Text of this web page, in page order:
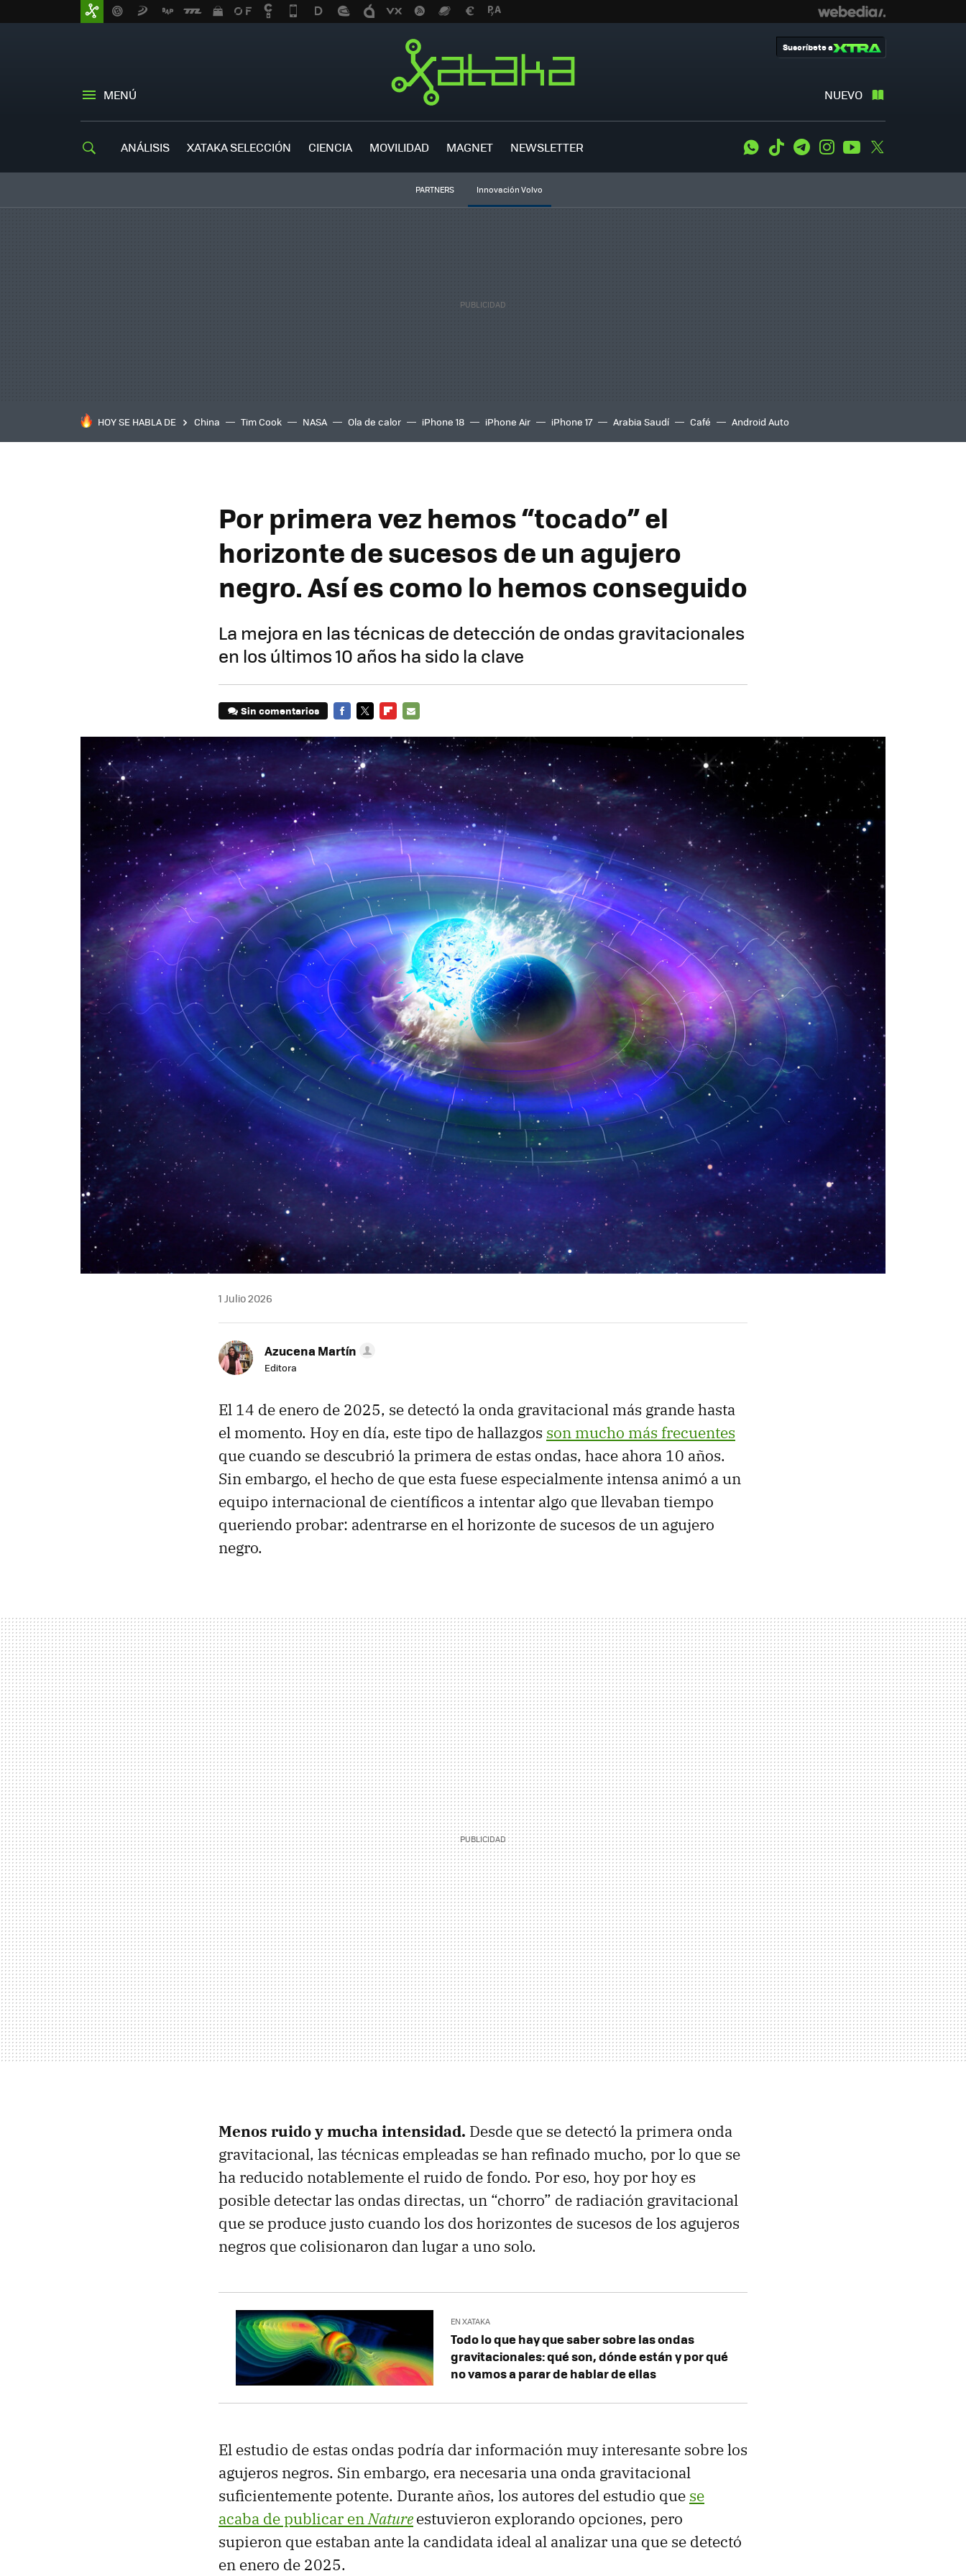
MENÚ NUEVO
Suscríbete a
ANÁLISIS XATAKA SELECCIÓN CIENCIA MOVILIDAD MAGNET NEWSLETTER WhatsApp
Tiktok TelegramInstagramYoutube
PARTNERS Innovación Volvo
HOY SE HABLA DE China Tim Cook NASA Ola de calor iPhone 18 iPhone Air iPhone 17 Arabia Saudí Café Android Auto
Por primera vez hemos “tocado” el
horizonte de sucesos de un agujero
negro. Así es como lo hemos conseguido
La mejora en las técnicas de detección de ondas gravitacionales
en los últimos 10 años ha sido la clave
Sin comentarios
MAIL
1 Julio 2026
Azucena Martín
Editora
El 14 de enero de 2025, se detectó la onda gravitacional más grande hasta
el momento. Hoy en día, este tipo de hallazgos son mucho más frecuentes
que cuando se descubrió la primera de estas ondas, hace ahora 10 años.
Sin embargo, el hecho de que esta fuese especialmente intensa animó a un
equipo internacional de científicos a intentar algo que llevaban tiempo
queriendo probar: adentrarse en el horizonte de sucesos de un agujero
negro.
Menos ruido y mucha intensidad. Desde que se detectó la primera onda
gravitacional, las técnicas empleadas se han refinado mucho, por lo que se
ha reducido notablemente el ruido de fondo. Por eso, hoy por hoy es
posible detectar las ondas directas, un “chorro” de radiación gravitacional
que se produce justo cuando los dos horizontes de sucesos de los agujeros
negros que colisionaron dan lugar a uno solo.
EN XATAKA
Todo lo que hay que saber sobre las ondas
gravitacionales: qué son, dónde están y por qué
no vamos a parar de hablar de ellas
El estudio de estas ondas podría dar información muy interesante sobre los
agujeros negros. Sin embargo, era necesaria una onda gravitacional
suficientemente potente. Durante años, los autores del estudio que se
acaba de publicar enNatureestuvieron explorando opciones, pero
supieron que estaban ante la candidata ideal al analizar una que se detectó
en enero de 2025.